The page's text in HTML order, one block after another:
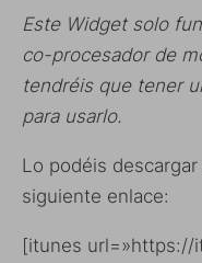
Este Widget solo
co-procesador de
tendréis que tener
para usarlo.
Lo podéis
siguiente enlace:
[itunes url=»https://